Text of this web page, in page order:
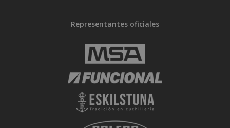
Representantes oficiales